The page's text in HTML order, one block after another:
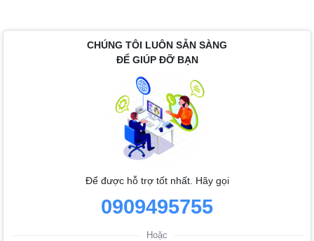
CHÚNG TÔI LUÔN SẴN SÀNG
ĐỂ GIÚP ĐỠ BẠN
Để được hỗ trợ tốt nhất. Hãy gọi
0909495755
Hoặc